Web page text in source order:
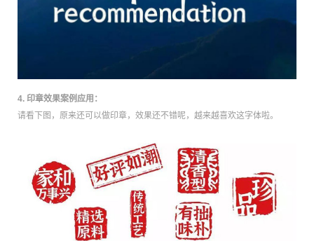
4. 印章效果案例应用：
请看下图，原来还可以做印章，效果还不错呢，越来越喜欢这字体啦。